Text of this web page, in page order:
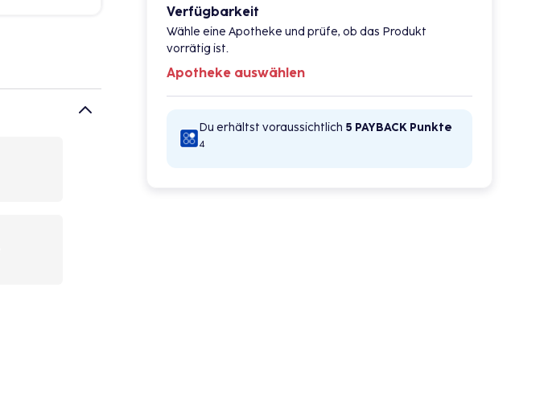
Verfügbarkeit
Wähle eine Apotheke und prüfe, ob das Produkt
vorrätig ist.
Apotheke auswählen
Du erhältst voraussichtlich 5 PAYBACK Punkte
4